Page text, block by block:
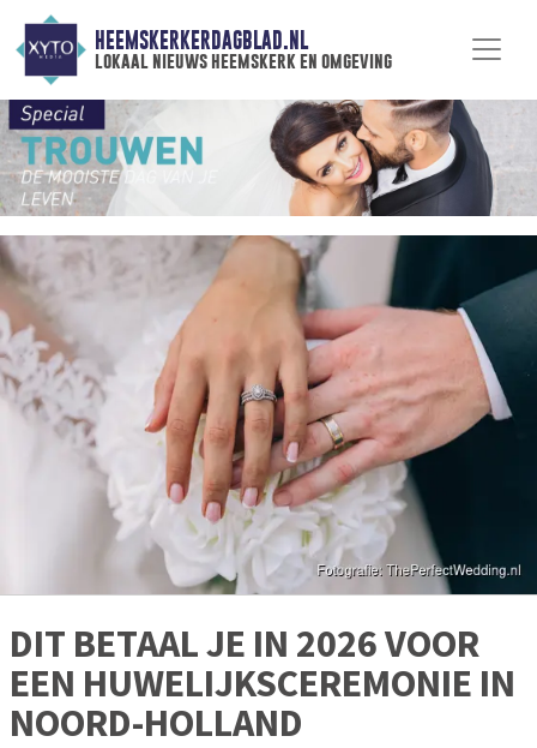
HEEMSKERKERDAGBLAD.NL
lokaal nieuws heemskerk en omgeving
DIT BETAAL JE IN 2026 VOOR
EEN HUWELIJKSCEREMONIE IN
NOORD-HOLLAND